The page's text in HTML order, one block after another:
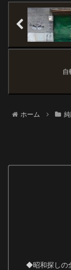
に訪れた小さな港
す。JR増...
自
ホーム
◆昭和探しの